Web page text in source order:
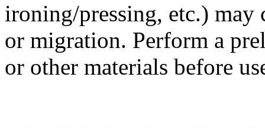
ironing/pressing, etc.) may
or migration. Perform a
or other materials before